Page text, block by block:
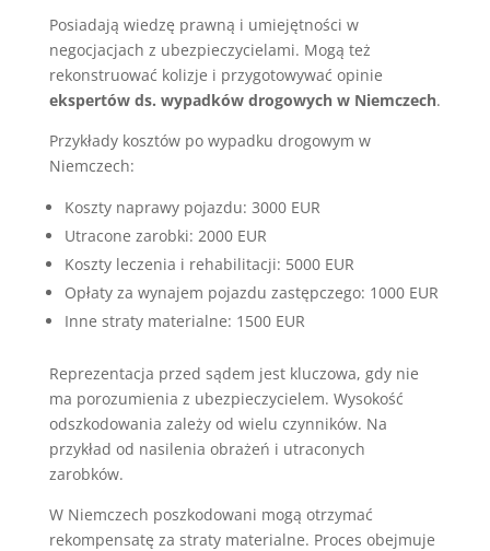
Posiadają wiedzę prawną i umiejętności w
negocjacjach z ubezpieczycielami. Mogą też
rekonstruować kolizje i przygotowywać opinie
ekspertów ds. wypadków drogowych w Niemczech.
Przykłady kosztów po wypadku drogowym w
Niemczech:
Koszty naprawy pojazdu: 3000 EUR
Utracone zarobki: 2000 EUR
Koszty leczenia i rehabilitacji: 5000 EUR
Opłaty za wynajem pojazdu zastępczego: 1000 EUR
Inne straty materialne: 1500 EUR
Reprezentacja przed sądem jest kluczowa, gdy nie
ma porozumienia z ubezpieczycielem. Wysokość
odszkodowania zależy od wielu czynników. Na
przykład od nasilenia obrażeń i utraconych
zarobków.
W Niemczech poszkodowani mogą otrzymać
rekompensatę za straty materialne. Proces obejmuje